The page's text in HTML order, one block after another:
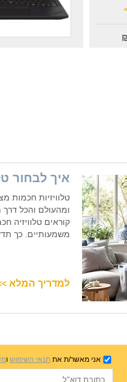
איך לבחור
טלוויזיות חכמות
ומהעולם והכל
קוראים טלוויזיה
משמעותיים. כך
למדריך המלא
אני מאשר/ת את תנאי השימוש ו